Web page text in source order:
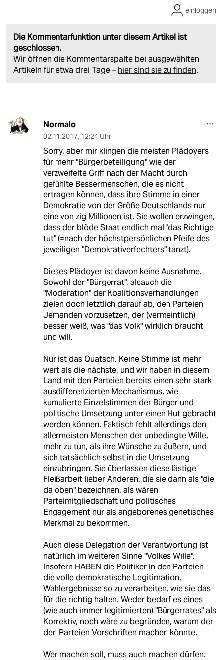
Die Kommentarfunktion unter diesem Artikel ist
geschlossen.
Wir öffnen die Kommentarspalte bei ausgewählten
Artikeln für etwa drei Tage – hier sind sie zu finden.
einloggen
Normalo
02.11.2017, 12:24 Uhr
Sorry, aber mir klingen die meisten Plädoyers
für mehr "Bürgerbeteiligung" wie der
verzweifelte Griff nach der Macht durch
gefühlte Bessermenschen, die es nicht
ertragen können, dass ihre Stimme in einer
Demokratie von der Größe Deutschlands nur
eine von zig Millionen ist. Sie wollen erzwingen,
dass der blöde Staat endlich mal "das Richtige
tut" (=nach der höchstpersönlichen Pfeife des
jeweiligen "Demokrativerfechters" tanzt).
Dieses Plädoyer ist davon keine Ausnahme.
Sowohl der "Bürgerrat", alsauch die
"Moderation" der Koalitionsverhandlungen
zielen doch letztlich darauf ab, den Parteien
Jemanden vorzusetzen, der (vermeintlich)
besser weiß, was "das Volk" wirklich braucht
und will.
Nur ist das Quatsch. Keine Stimme ist mehr
wert als die nächste, und wir haben in diesem
Land mit den Parteien bereits einen sehr stark
ausdifferenzierten Mechanismus, wie
kumulierte Einzelstimmen der Bürger und
politische Umsetzung unter einen Hut gebracht
werden können. Faktisch fehlt allerdings den
allermeisten Menschen der unbedingte Wille,
mehr zu tun, als ihre Wünsche zu äußern, und
sich tatsächlich selbst in die Umsetzung
einzubringen. Sie überlassen diese lästige
Fleißarbeit lieber Anderen, die sie dann als "die
da oben" bezeichnen, als wären
Parteimitgliedschaft und politisches
Engagement nur als angeborenes genetisches
Merkmal zu bekommen.
Auch diese Delegation der Verantwortung ist
natürlich im weiteren Sinne "Volkes Wille".
Insofern HABEN die Politiker in den Parteien
die volle demokratische Legitimation,
Wahlergebnisse so zu verarbeiten, wie sie das
für die richtig halten. Weder bedarf es eines
(wie auch immer legitimierten) "Bürgerrates" als
Korrektiv, noch wäre zu begründen, warum der
den Parteien Vorschriften machen könnte.
Wer machen soll, muss auch machen dürfen.